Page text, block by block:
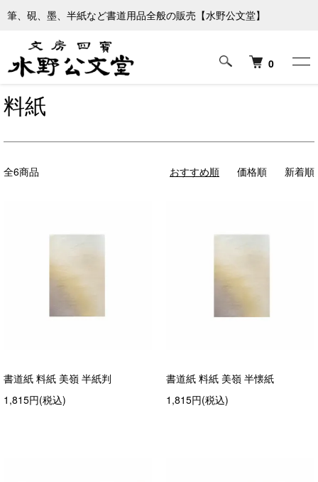
筆、硯、墨、半紙など書道用品全般の販売【水野公文堂】
0
ホーム 書道紙 料紙
料紙
全6商品 おすすめ順 価格順 新着順
書道紙 料紙 美嶺 半紙判
1,815円(税込)
書道紙 料紙 美嶺 半懐紙
1,815円(税込)